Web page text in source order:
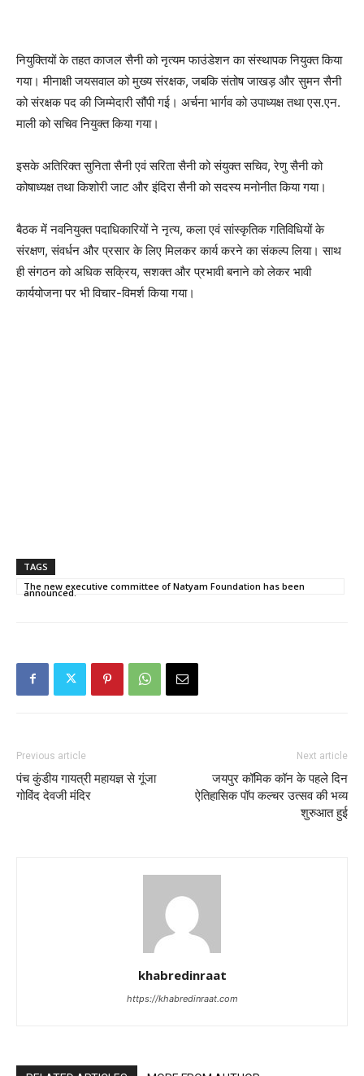
नियुक्तियों के तहत काजल सैनी को नृत्यम फाउंडेशन का संस्थापक नियुक्त किया
गया। मीनाक्षी जयसवाल को मुख्य संरक्षक, जबकि संतोष जाखड़ और सुमन सैनी
को संरक्षक पद की जिम्मेदारी सौंपी गई। अर्चना भार्गव को उपाध्यक्ष तथा एस.एन.
माली को सचिव नियुक्त किया गया।
इसके अतिरिक्त सुनिता सैनी एवं सरिता सैनी को संयुक्त सचिव, रेणु सैनी को
कोषाध्यक्ष तथा किशोरी जाट और इंदिरा सैनी को सदस्य मनोनीत किया गया।
बैठक में नवनियुक्त पदाधिकारियों ने नृत्य, कला एवं सांस्कृतिक गतिविधियों के
संरक्षण, संवर्धन और प्रसार के लिए मिलकर कार्य करने का संकल्प लिया। साथ
ही संगठन को अधिक सक्रिय, सशक्त और प्रभावी बनाने को लेकर भावी
कार्ययोजना पर भी विचार-विमर्श किया गया।
TAGS
The new executive committee of Natyam Foundation has been
announced.
Previous article
पंच कुंडीय गायत्री महायज्ञ से गूंजा
गोविंद देवजी मंदिर
Next article
जयपुर कॉमिक कॉन के पहले दिन
ऐतिहासिक पॉप कल्चर उत्सव की भव्य
शुरुआत हुई
khabredinraat
https://khabredinraat.com